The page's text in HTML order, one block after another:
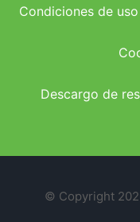
Condiciones de uso
Descargo de
© Copyright